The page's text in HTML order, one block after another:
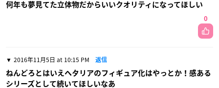
何年も夢見てた立体物だからいいクオリティになってほしい
0
2016年11月5日 at 10:15 PM 返信
ねんどろとはいえヘタリアのフィギュア化はやっとか！感ある
シリーズとして続いてほしいなあ